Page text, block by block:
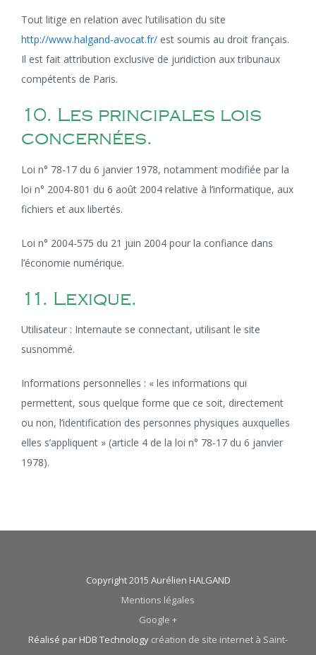
Tout litige en relation avec l’utilisation du site
http://www.halgand-avocat.fr/ est soumis au droit français.
Il est fait attribution exclusive de juridiction aux tribunaux
compétents de Paris.
10. Les principales lois
concernées.
Loi n° 78-17 du 6 janvier 1978, notamment modifiée par la
loi n° 2004-801 du 6 août 2004 relative à l’informatique, aux
fichiers et aux libertés.
Loi n° 2004-575 du 21 juin 2004 pour la confiance dans
l’économie numérique.
11. Lexique.
Utilisateur : Internaute se connectant, utilisant le site
susnommé.
Informations personnelles : « les informations qui
permettent, sous quelque forme que ce soit, directement
ou non, l’identification des personnes physiques auxquelles
elles s’appliquent » (article 4 de la loi n° 78-17 du 6 janvier
1978).
Copyright 2015 Aurélien HALGAND
Mentions légales
Google +
Réalisé par HDB Technology création de site internet à Saint-